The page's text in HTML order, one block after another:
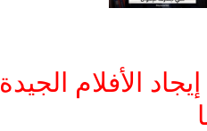
الأفلام الجيدة